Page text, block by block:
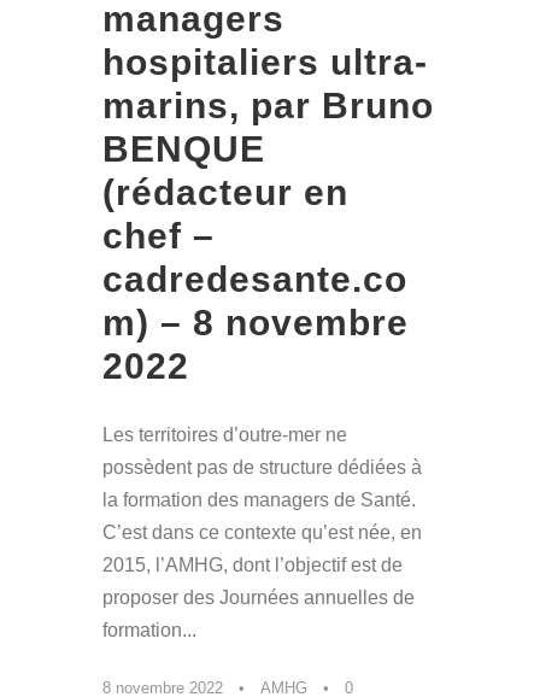
managers
hospitaliers ultra-
marins, par Bruno
BENQUE
(rédacteur en
chef –
cadredesante.co
m) – 8 novembre
2022
Les territoires d’outre-mer ne
possèdent pas de structure dédiées à
la formation des managers de Santé.
C’est dans ce contexte qu’est née, en
2015, l’AMHG, dont l’objectif est de
proposer des Journées annuelles de
formation...
8 novembre 2022 • AMHG • 0